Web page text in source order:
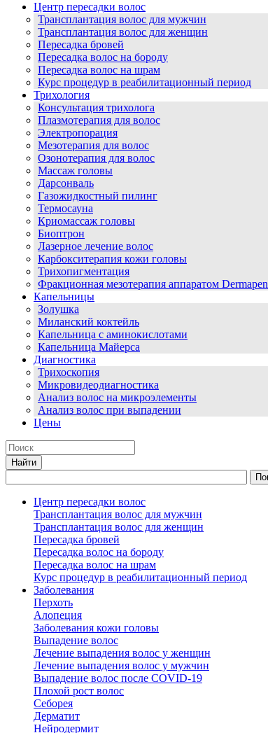
Центр пересадки волос
Трансплантация волос для мужчин
Трансплантация волос для женщин
Пересадка бровей
Пересадка волос на бороду
Пересадка волос на шрам
Курс процедур в реабилитационный период
Трихология
Консультация трихолога
Плазмотерапия для волос
Электропорация
Мезотерапия для волос
Озонотерапия для волос
Массаж головы
Дарсонваль
Газожидкостный пилинг
Термосауна
Криомассаж головы
Биоптрон
Лазерное лечение волос
Карбокситерапия кожи головы
Трихопигментация
Фракционная мезотерапия аппаратом Dermapen
Капельницы
Золушка
Миланский коктейль
Капельница с аминокислотами
Капельница Майерса
Диагностика
Трихоскопия
Микровидеодиагностика
Анализ волос на микроэлементы
Анализ волос при выпадении
Цены
Центр пересадки волос
Трансплантация волос для мужчин
Трансплантация волос для женщин
Пересадка бровей
Пересадка волос на бороду
Пересадка волос на шрам
Курс процедур в реабилитационный период
Заболевания
Перхоть
Алопеция
Заболевания кожи головы
Выпадение волос
Лечение выпадения волос у женщин
Лечение выпадения волос у мужчин
Выпадение волос после COVID-19
Плохой рост волос
Cеборея
Дерматит
Нейродермит